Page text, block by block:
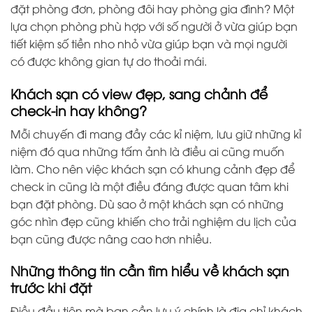
đặt phòng đơn, phòng đôi hay phòng gia đình? Một
lựa chọn phòng phù hợp với số người ở vừa giúp bạn
tiết kiệm số tiền nho nhỏ vừa giúp bạn và mọi người
có được không gian tự do thoải mái.
Khách sạn có view đẹp, sang chảnh để
check-in hay không?
Mỗi chuyến đi mang đầy các kỉ niệm, lưu giữ những kỉ
niệm đó qua những tấm ảnh là điều ai cũng muốn
làm. Cho nên việc khách sạn có khung cảnh đẹp để
check in cũng là một điều đáng được quan tâm khi
bạn đặt phòng. Dù sao ở một khách sạn có những
góc nhìn đẹp cũng khiến cho trải nghiệm du lịch của
bạn cũng được nâng cao hơn nhiều.
Những thông tin cần tìm hiểu về khách sạn
trước khi đặt